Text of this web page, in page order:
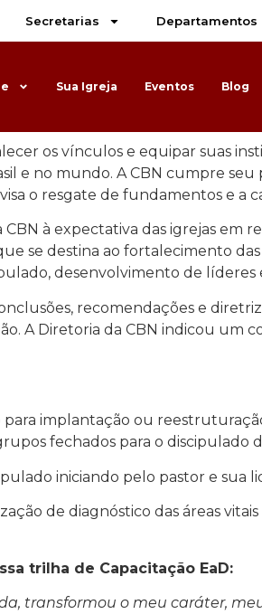
Secretarias Departamentos
Sua Igreja Eventos Blog
os vínculos e equipar suas
e no mundo. A CBN cumpre
o resgate de fundamentos e a
à expectativa das igrejas em
se destina ao fortalecimento
desenvolvimento de líderes
recomendações e
A Diretoria da CBN indicou
implantação ou
fechados para o discipulado
iniciando pelo pastor e sua
de diagnóstico das áreas
trilha de Capacitação EaD:
transformou o meu caráter,